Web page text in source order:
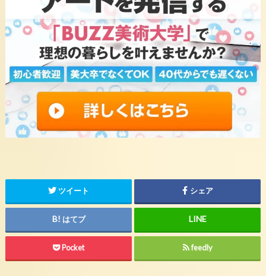
ツイート シェア
はてブ
Pocket feedly